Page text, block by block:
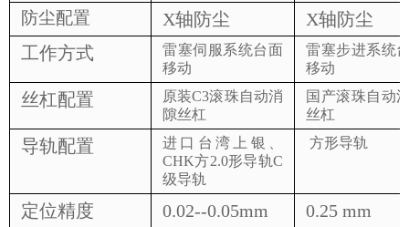
防尘配置 X轴防尘 X轴防尘
工作方式
雷塞伺服系统台面
移动
雷塞步进系统
移动
丝杠配置 原装C3滚珠自动消
隙丝杠
国产滚珠自动
丝杠
导轨配置
进口台湾上银、
CHK方2.0形导轨C
级导轨
方形导轨
定位精度 0.02--0.05mm 0.25 mm